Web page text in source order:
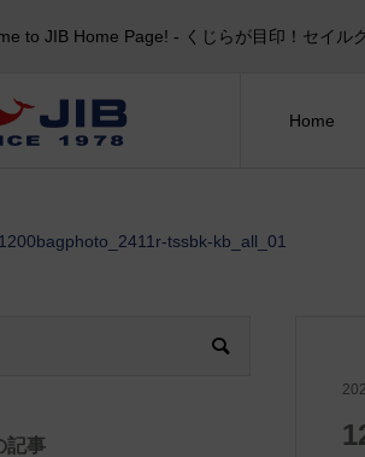
to JIB Home Page! ‐ くじらが目印！セイル
Home
1200bagphoto_2411r-tssbk-kb_all_01
記事